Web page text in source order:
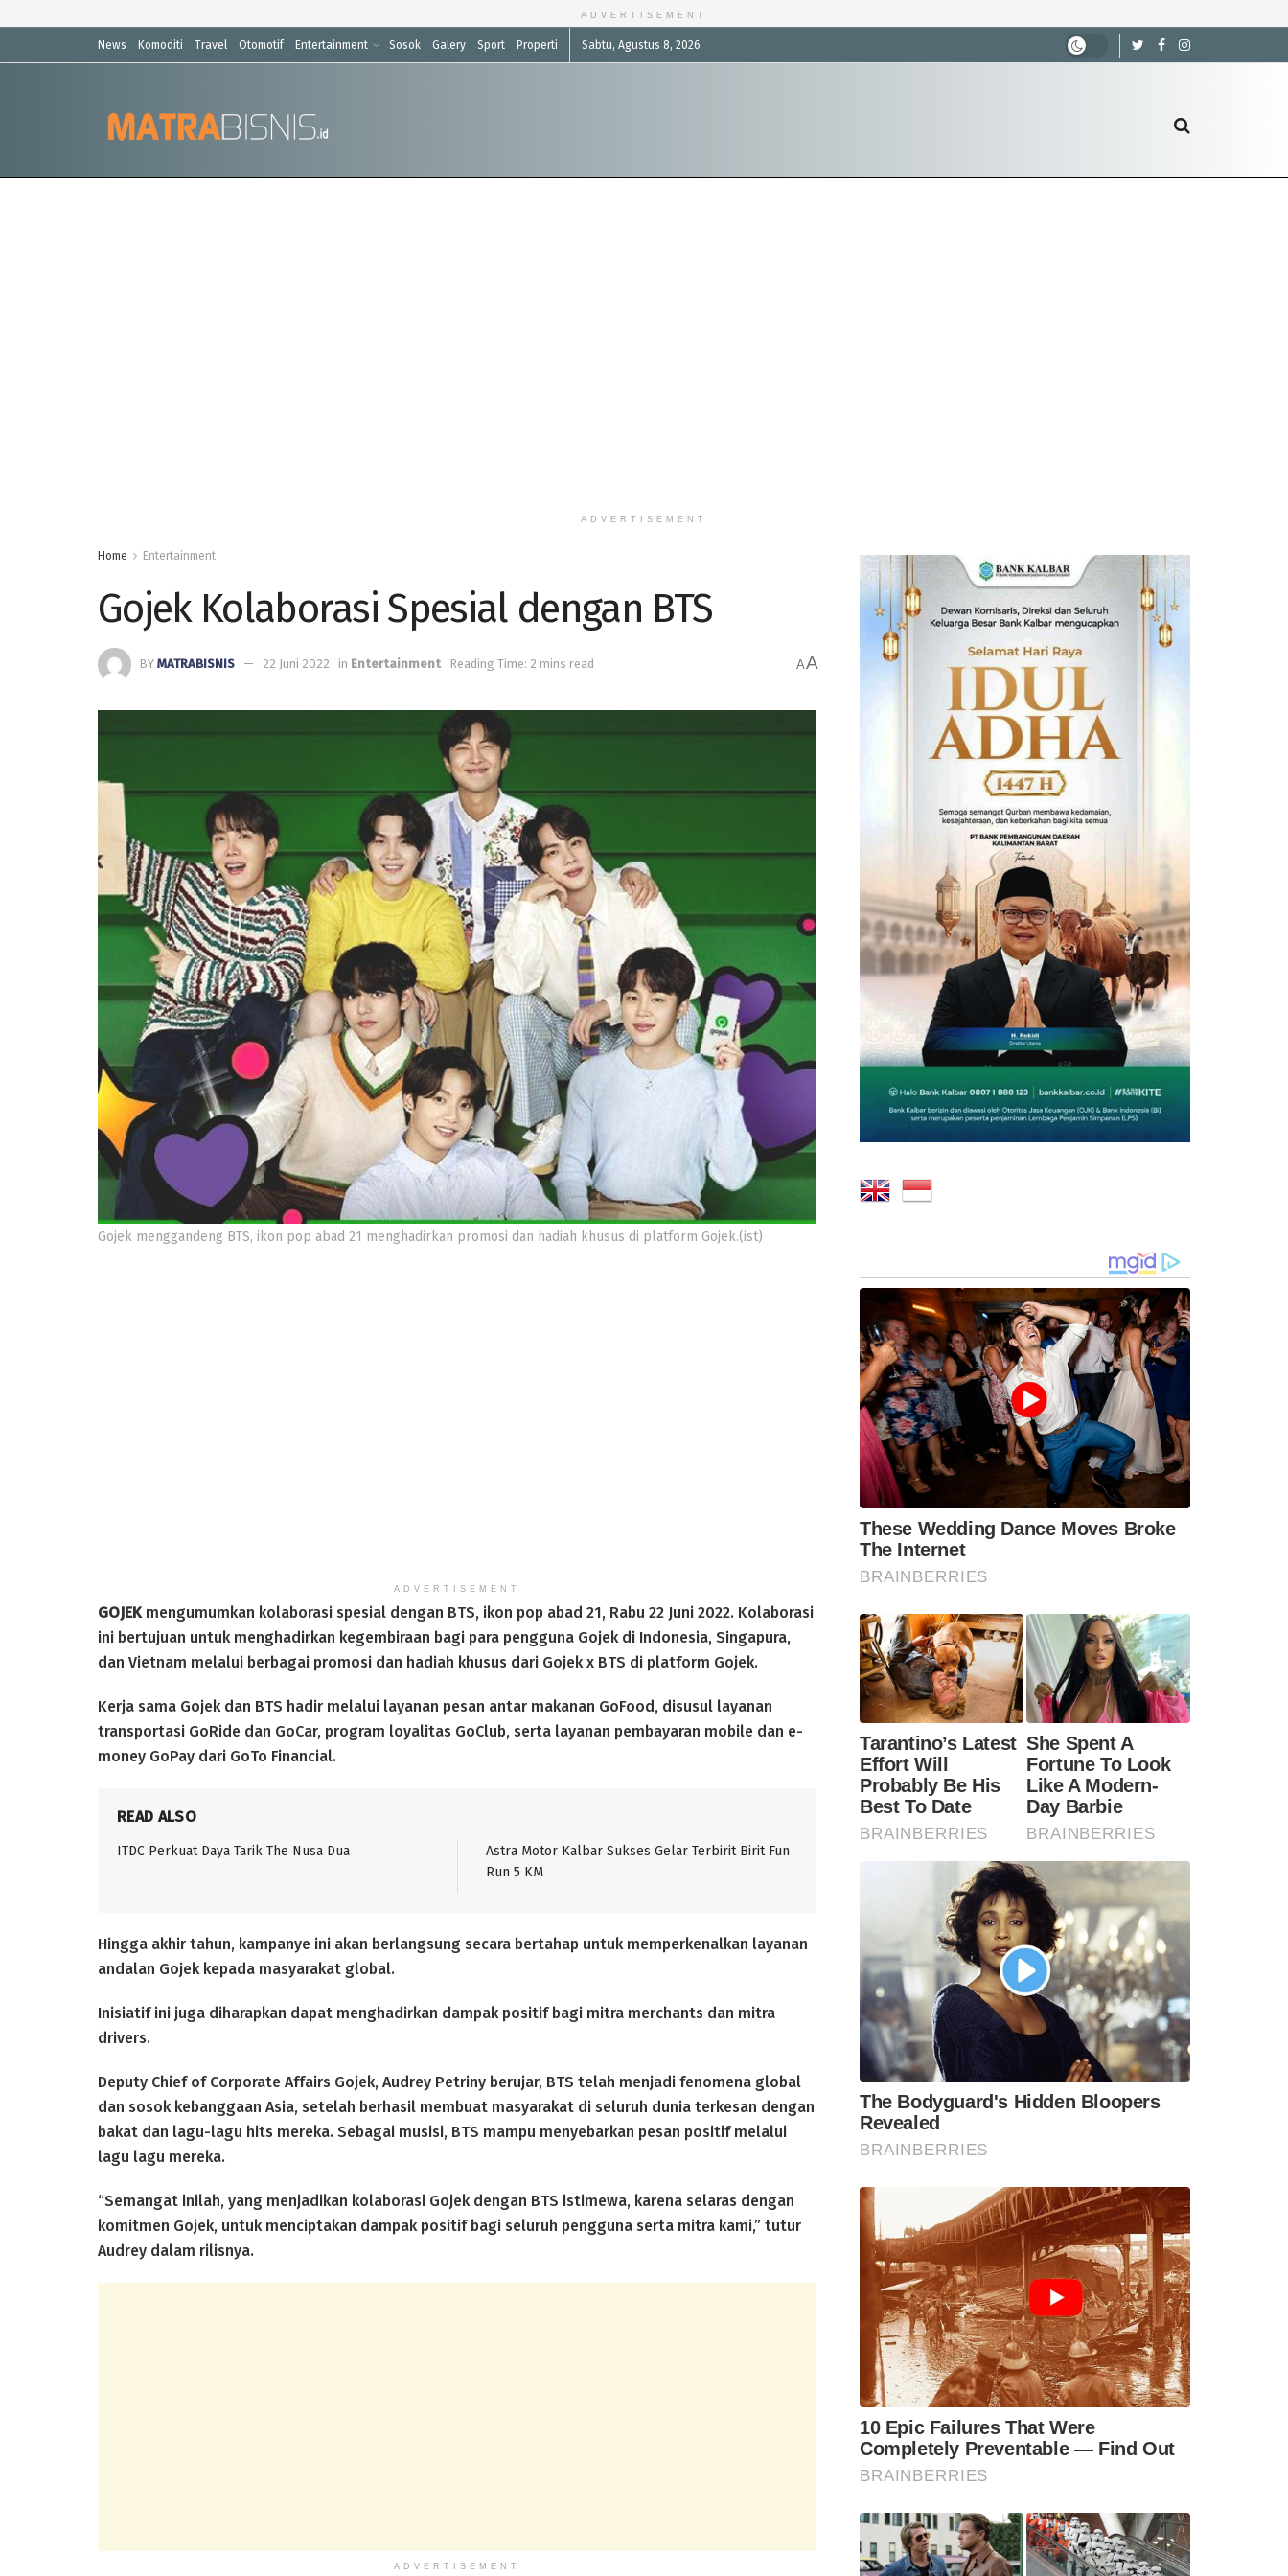
ADVERTISEMENT
News Komoditi Travel Otomotif Entertainment Sosok Galery Sport Properti Sabtu, Agustus 8, 2026
ADVERTISEMENT
Home Entertainment
Gojek Kolaborasi Spesial dengan BTS
BY MATRABISNIS 22 Juni 2022 in Entertainment Reading Time: 2 mins read AA
Gojek menggandeng BTS, ikon pop abad 21 menghadirkan promosi dan hadiah khusus di platform Gojek.(ist)
ADVERTISEMENT
GOJEK mengumumkan kolaborasi spesial dengan BTS, ikon pop abad 21, Rabu 22 Juni 2022. Kolaborasi
ini bertujuan untuk menghadirkan kegembiraan bagi para pengguna Gojek di Indonesia, Singapura,
dan Vietnam melalui berbagai promosi dan hadiah khusus dari Gojek x BTS di platform Gojek.
Kerja sama Gojek dan BTS hadir melalui layanan pesan antar makanan GoFood, disusul layanan
transportasi GoRide dan GoCar, program loyalitas GoClub, serta layanan pembayaran mobile dan e-
money GoPay dari GoTo Financial.
READ ALSO
ITDC Perkuat Daya Tarik The Nusa Dua
Astra Motor Kalbar Sukses Gelar Terbirit Birit Fun
Run 5 KM
Hingga akhir tahun, kampanye ini akan berlangsung secara bertahap untuk memperkenalkan layanan
andalan Gojek kepada masyarakat global.
Inisiatif ini juga diharapkan dapat menghadirkan dampak positif bagi mitra merchants dan mitra
drivers.
Deputy Chief of Corporate Affairs Gojek, Audrey Petriny berujar, BTS telah menjadi fenomena global
dan sosok kebanggaan Asia, setelah berhasil membuat masyarakat di seluruh dunia terkesan dengan
bakat dan lagu-lagu hits mereka. Sebagai musisi, BTS mampu menyebarkan pesan positif melalui
lagu lagu mereka.
“Semangat inilah, yang menjadikan kolaborasi Gojek dengan BTS istimewa, karena selaras dengan
komitmen Gojek, untuk menciptakan dampak positif bagi seluruh pengguna serta mitra kami,” tutur
Audrey dalam rilisnya.
ADVERTISEMENT